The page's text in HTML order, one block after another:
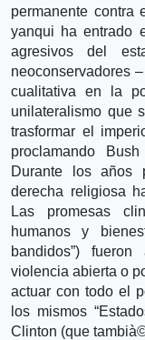
permanente contra
yanqui ha entrado
agresivos del
neoconservadores
cualitativa en la
unilateralismo que
trasformar el
proclamando
Durante los años
derecha religiosa
Las promesas
humanos y
bandidos”)
violencia abierta o
actuar con todo el
los mismos
Clinton (que